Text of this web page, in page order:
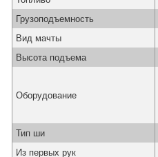
Грузоподъемность
Вид мачты
Высота подъема
Оборудование
Тип ши
Из первых рук